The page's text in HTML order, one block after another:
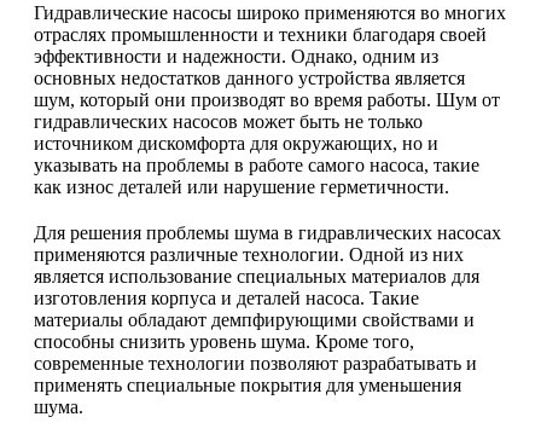
Гидравлические насосы широко применяются во многих
отраслях промышленности и техники благодаря своей
эффективности и надежности. Однако, одним из
основных недостатков данного устройства является
шум, который они производят во время работы. Шум от
гидравлических насосов может быть не только
источником дискомфорта для окружающих, но и
указывать на проблемы в работе самого насоса, такие
как износ деталей или нарушение герметичности.
Для решения проблемы шума в гидравлических насосах
применяются различные технологии. Одной из них
является использование специальных материалов для
изготовления корпуса и деталей насоса. Такие
материалы обладают демпфирующими свойствами и
способны снизить уровень шума. Кроме того,
современные технологии позволяют разрабатывать и
применять специальные покрытия для уменьшения
шума.